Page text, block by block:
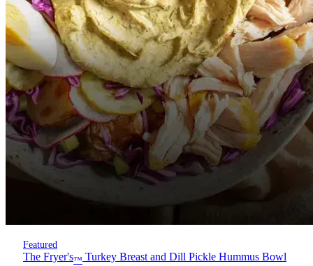
Featured
The Fryer's™ Turkey Breast and Dill Pickle Hummus Bowl